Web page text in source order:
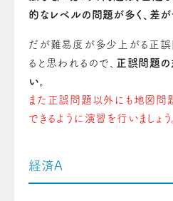
的なレベルの問題が多く、差が
だが難易度が多少上がる正誤
ると思われるので、 正誤問題の
い。
また正誤問題以外にも地図問
できるように演習を行いましょう。
経済A